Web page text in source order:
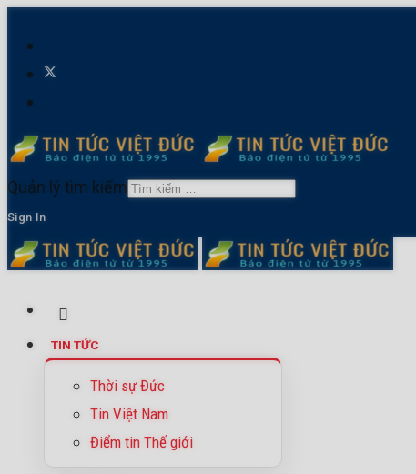
Quản lý tìm kiếm
Sign In
TIN TỨC
Thời sự Đức
Tin Việt Nam
Điểm tin Thế giới